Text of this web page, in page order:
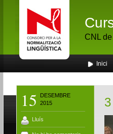
CNL
Inici
15
DESEMBRE
2015
Lluís